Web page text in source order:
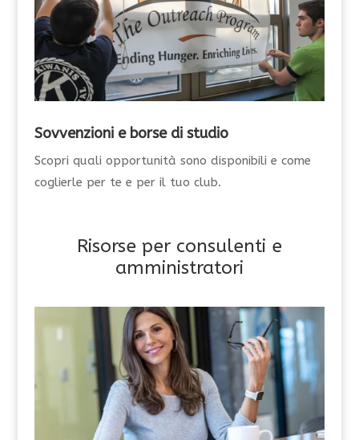
Sovvenzioni e borse di studio
Scopri quali opportunità sono disponibili e come
coglierle per te e per il tuo club.
Risorse per consulenti e
amministratori